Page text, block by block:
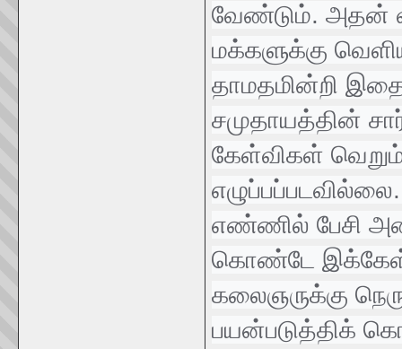
வேண்டும். அதன்
மக்களுக்கு
தாமதமின்றி
சமுதாயத்தின்
கேள்விகள்
எண்ணில் பேசி
கொண்டே
கலைஞருக்கு
பயன்படுத்திக்